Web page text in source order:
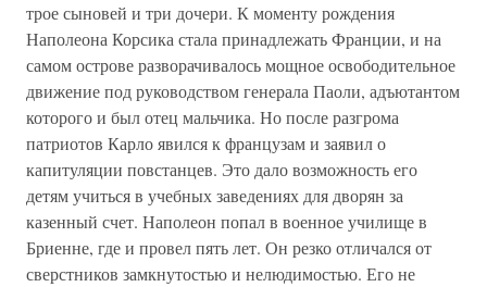
трое сыновей и три дочери. К моменту рождения
Наполеона Корсика стала принадлежать Франции, и на
самом острове разворачивалось мощное освободительное
движение под руководством генерала Паоли, адъютантом
которого и был отец мальчика. Но после разгрома
патриотов Карло явился к французам и заявил о
капитуляции повстанцев. Это дало возможность его
детям учиться в учебных заведениях для дворян за
казенный счет. Наполеон попал в военное училище в
Бриенне, где и провел пять лет. Он резко отличался от
сверстников замкнутостью и нелюдимостью. Его не